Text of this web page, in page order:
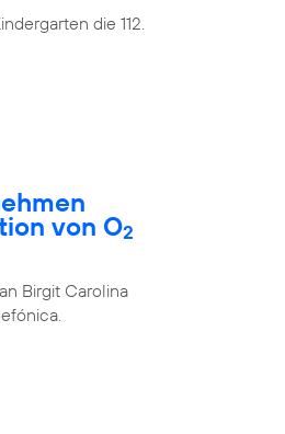
die 112.
von O2
Birgit Carolina